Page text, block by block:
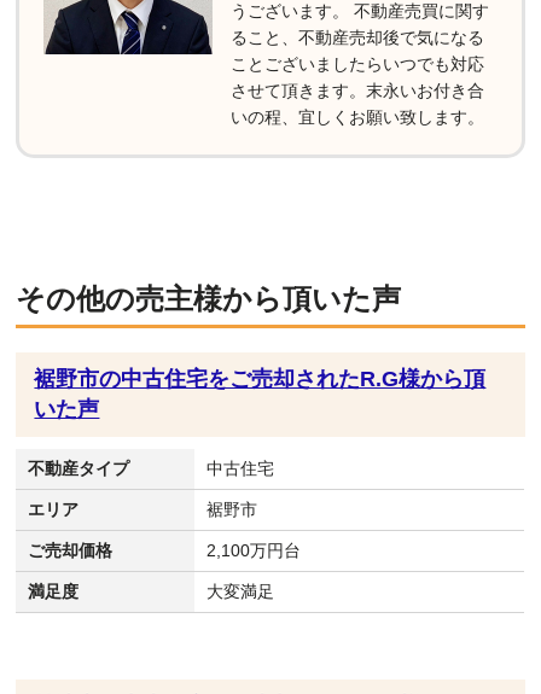
うございます。 不動産売買に関す
ること、不動産売却後で気になる
ことございましたらいつでも対応
させて頂きます。末永いお付き合
いの程、宜しくお願い致します。
その他の売主様から頂いた声
裾野市の中古住宅をご売却されたR.G様から頂
いた声
不動産タイプ 中古住宅
エリア 裾野市
ご売却価格 2,100万円台
満足度 大変満足